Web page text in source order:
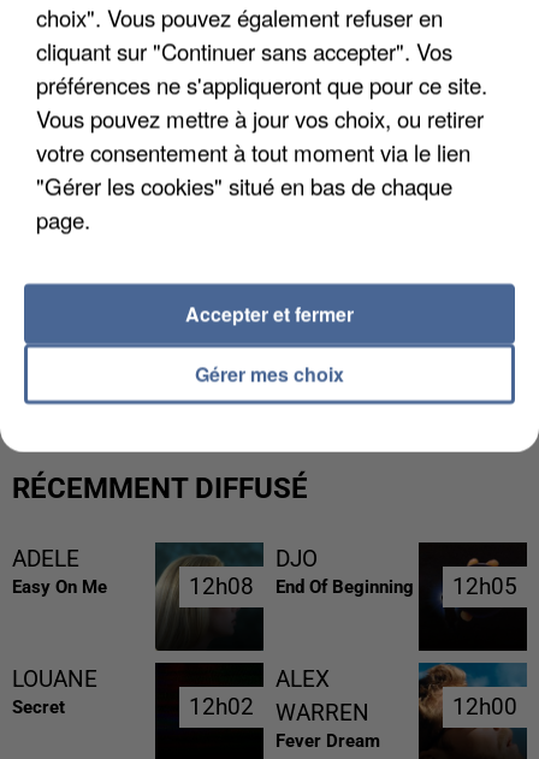
GABRIEL ATTAL ET RAPHAËL GLUCKSMANN
VISÉS PAR DES INGÉRENCES...
RÉCEMMENT DIFFUSÉ
ADELE
Easy On Me 12h08
12h08
DJO
End Of Beginning 12h05
12h05
LOUANE
Secret 12h02
12h02
ALEX
WARREN
Fever Dream
12h00
12h00
choix". Vous pouvez également refuser en
cliquant sur "Continuer sans accepter". Vos
préférences ne s'appliqueront que pour ce site.
Vous pouvez mettre à jour vos choix, ou retirer
votre consentement à tout moment via le lien
"Gérer les cookies" situé en bas de chaque
page.
Gérer mes choix
Accepter et fermer